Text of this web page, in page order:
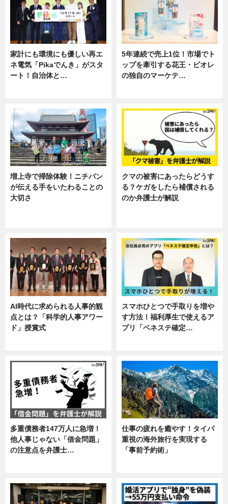
家計にも環境にも優しい再エ
ネ電気「Pikaでんき」がスタ
ート！自治体と…
5年連続で売上1位！市場でト
ップを牽引する花王・ビオレ
の独自のマーケテ…
増上寺で掃除体験！ニチバン
が伝える手をいたわることの
大切さ
クマの被害にあったらどうす
る？ケガをしたら補償される
のか弁護士が解説
AI時代に求められる人事的観
点とは？「科学的人事アワー
ド」授賞式
スマホひとつで手取りを増や
す方法！福利厚生で使えるア
プリ「ベネステ確定…
多重債務者147万人に急増！
他人事じゃない「借金問題」
の注意点を弁護士…
仕事の疲れを癒やす！タイパ
重視の海外旅行を実現する
「事前予約術」